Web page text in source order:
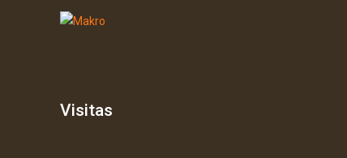
Visitas